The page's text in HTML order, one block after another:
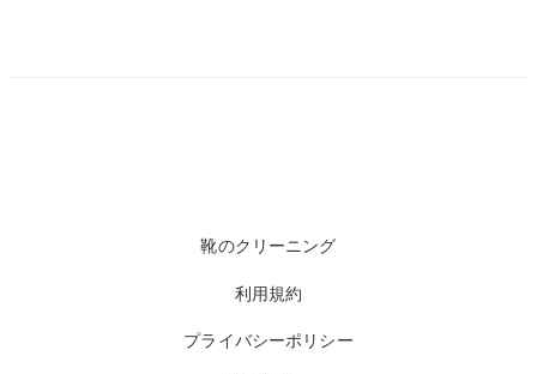
靴のクリーニング
利用規約
プライバシーポリシー